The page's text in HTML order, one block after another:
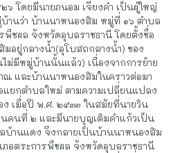
๖ โดยมีนายภนอม เจียงคำ เป็นผู้ใหญ่
านว่า บ้านนาหนองสิม หมู่ที่ ๑๖ ตำบล
พืชผล จังหวัดอุบลราชธานี โดยตั้งชื่อ
อยู่กลางน้ำ(อุโบสถกลางน้ำ) ของ
ม่มีหมู่บ้านนั้นแล้ว) เนื่องจากการย้าย
และบ้านนาหนองสิมในคราวต่อมา
ยกตำบลใหม่ ตามความเปลี่ยนแปลง
เมื่อปี พ.ศ. ๒๕๓๓ ในสมัยที่นายวิน
คนที่ ๒ และมีนายบุญเติมคำแก้วเป็น
บ้านแดง จึงกลายเป็นบ้านนาหนองสิม
ภอตระการพืชผล จังหวัดอุบลราชธานี